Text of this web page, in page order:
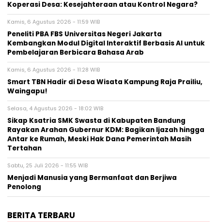
Koperasi Desa: Kesejahteraan atau Kontrol Negara?
Kamis, 6 Agustus 2026 - 11:59 WIB
Peneliti PBA FBS Universitas Negeri Jakarta
Kembangkan Modul Digital Interaktif Berbasis AI untuk
Pembelajaran Berbicara Bahasa Arab
Kamis, 6 Agustus 2026 - 11:28 WIB
Smart TBN Hadir di Desa Wisata Kampung Raja Prailiu,
Waingapu!
Selasa, 4 Agustus 2026 - 18:02 WIB
Sikap Ksatria SMK Swasta di Kabupaten Bandung
Rayakan Arahan Gubernur KDM: Bagikan Ijazah hingga
Antar ke Rumah, Meski Hak Dana Pemerintah Masih
Tertahan
Sabtu, 25 Juli 2026 - 11:55 WIB
Menjadi Manusia yang Bermanfaat dan Berjiwa
Penolong
BERITA TERBARU